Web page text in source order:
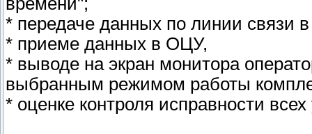
* передаче данных по линии связи
* приеме данных в ОЦУ,
* выводе на экран монитора
выбранным режимом работы
* оценке контроля исправности